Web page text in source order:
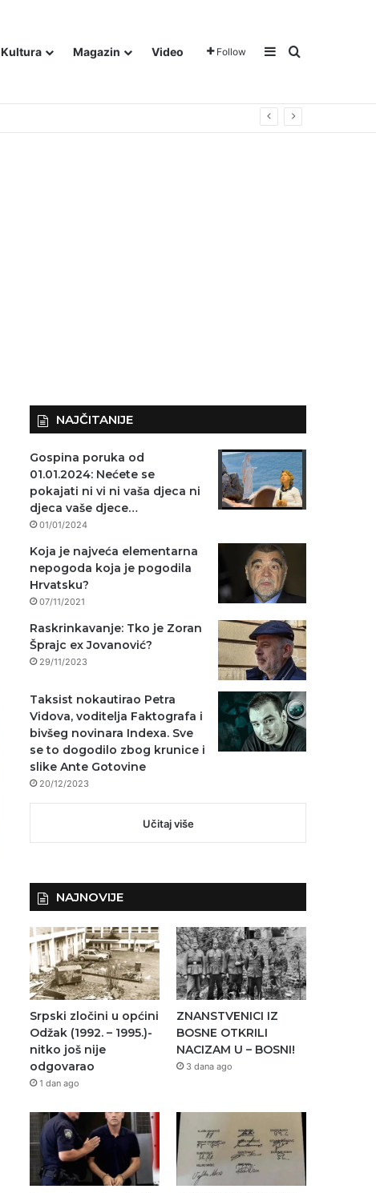
Kultura Magazin Video Follow Sidebar
Traži
NAJČITANIJE
Gospina poruka od
01.01.2024: Nećete se
pokajati ni vi ni vaša djeca ni
djeca vaše djece…
01/01/2024
Koja je najveća elementarna
nepogoda koja je pogodila
Hrvatsku?
07/11/2021
Raskrinkavanje: Tko je Zoran
Šprajc ex Jovanović?
29/11/2023
Taksist nokautirao Petra
Vidova, voditelja Faktografa i
bivšeg novinara Indexa. Sve
se to dogodilo zbog krunice i
slike Ante Gotovine
20/12/2023
Učitaj više
NAJNOVIJE
Srpski zločini u općini
Odžak (1992. – 1995.)-
nitko još nije
odgovarao
1 dan ago
ZNANSTVENICI IZ
BOSNE OTKRILI
NACIZAM U – BOSNI!
3 dana ago